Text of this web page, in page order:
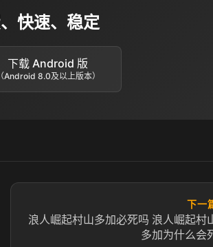
快速、稳定
下载 Android 版
（Android 8.0及以上版本）
下一
浪人崛起村山多加必死吗 浪人崛起村
多加为什么会